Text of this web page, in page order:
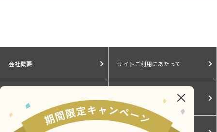
会社概要 サイトご利用にあたって